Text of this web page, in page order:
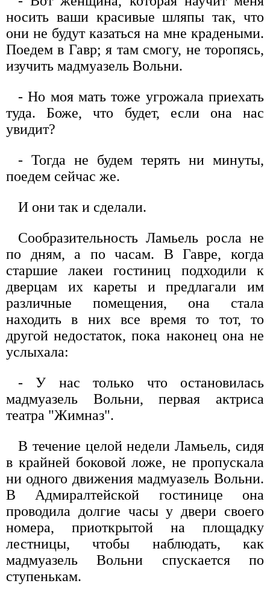
носить ваши красивые шляпы так, что
они не будут казаться на мне крадеными.
Поедем в Гавр; я там смогу, не торопясь,
изучить мадмуазель Вольни.
- Но моя мать тоже угрожала приехать
туда. Боже, что будет, если она нас
увидит?
- Тогда не будем терять ни минуты,
поедем сейчас же.
И они так и сделали.
Сообразительность Ламьель росла не
по дням, а по часам. В Гавре, когда
старшие лакеи гостиниц подходили к
дверцам их кареты и предлагали им
различные помещения, она стала
находить в них все время то тот, то
другой недостаток, пока наконец она не
услыхала:
- У нас только что остановилась
мадмуазель Вольни, первая актриса
театра "Жимназ".
В течение целой недели Ламьель, сидя
в крайней боковой ложе, не пропускала
ни одного движения мадмуазель Вольни.
В Адмиралтейской гостинице она
проводила долгие часы у двери своего
номера, приоткрытой на площадку
лестницы, чтобы наблюдать, как
мадмуазель Вольни спускается по
ступенькам.